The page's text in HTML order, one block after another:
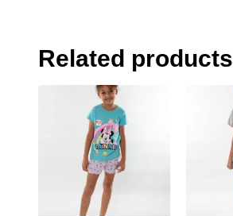
Related products